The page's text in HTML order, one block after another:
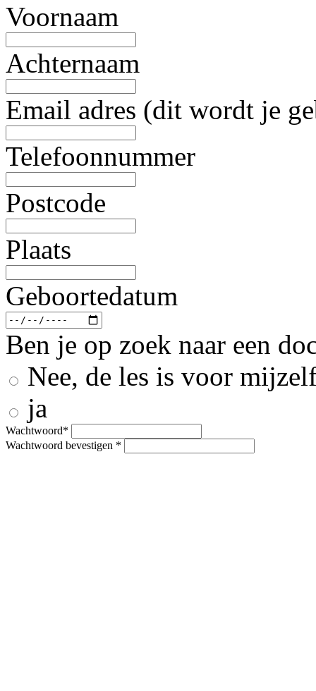
Voornaam
Achternaam
Email adres (dit wordt je
Telefoonnummer
Postcode
Plaats
Geboortedatum
Ben je op zoek naar een
Nee, de les is voor
ja
Wachtwoord*
Wachtwoord bevestigen *